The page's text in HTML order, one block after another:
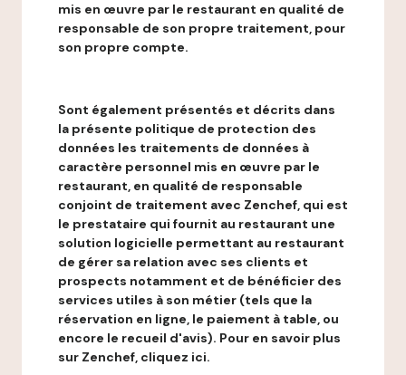
mis en œuvre par le restaurant en qualité de
responsable de son propre traitement, pour
son propre compte.
Sont également présentés et décrits dans
la présente politique de protection des
données les traitements de données à
caractère personnel mis en œuvre par le
restaurant, en qualité de responsable
conjoint de traitement avec Zenchef, qui est
le prestataire qui fournit au restaurant une
solution logicielle permettant au restaurant
de gérer sa relation avec ses clients et
prospects notamment et de bénéficier des
services utiles à son métier (tels que la
réservation en ligne, le paiement à table, ou
encore le recueil d'avis). Pour en savoir plus
sur Zenchef, cliquez ici.